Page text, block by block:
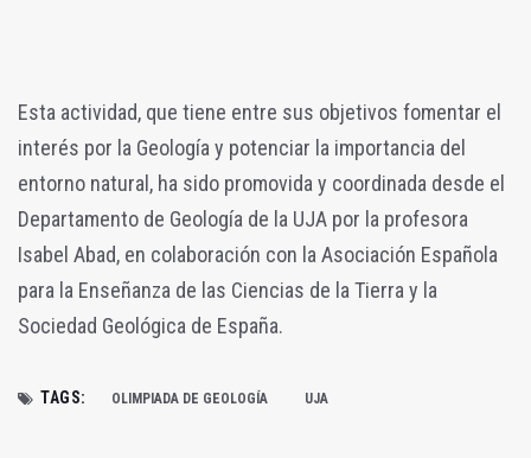
Esta actividad, que tiene entre sus objetivos fomentar el
interés por la Geología y potenciar la importancia del
entorno natural, ha sido promovida y coordinada desde el
Departamento de Geología de la UJA por la profesora
Isabel Abad, en colaboración con la Asociación Española
para la Enseñanza de las Ciencias de la Tierra y la
Sociedad Geológica de España.
TAGS: OLIMPIADA DE GEOLOGÍA UJA